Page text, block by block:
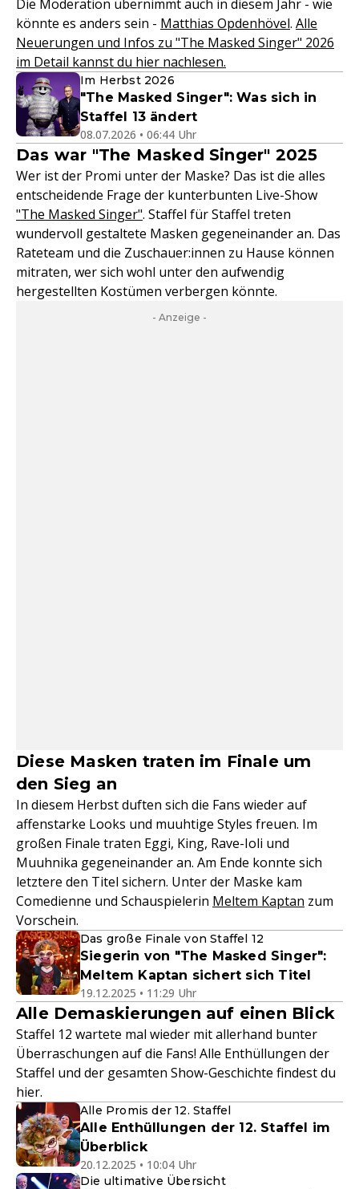
Die Moderation übernimmt auch in diesem Jahr - wie
könnte es anders sein - Matthias Opdenhövel. Alle
Neuerungen und Infos zu "The Masked Singer" 2026
im Detail kannst du hier nachlesen.
Im Herbst 2026
"The Masked Singer": Was sich in
Staffel 13 ändert
08.07.2026 • 06:44 Uhr
Das war "The Masked Singer" 2025
Wer ist der Promi unter der Maske? Das ist die alles
entscheidende Frage der kunterbunten Live-Show
"The Masked Singer". Staffel für Staffel treten
wundervoll gestaltete Masken gegeneinander an. Das
Rateteam und die Zuschauer:innen zu Hause können
mitraten, wer sich wohl unter den aufwendig
hergestellten Kostümen verbergen könnte.
- Anzeige -
Diese Masken traten im Finale um
den Sieg an
In diesem Herbst duften sich die Fans wieder auf
affenstarke Looks und muuhtige Styles freuen. Im
großen Finale traten Eggi, King, Rave-Ioli und
Muuhnika gegeneinander an. Am Ende konnte sich
letztere den Titel sichern. Unter der Maske kam
Comedienne und Schauspielerin Meltem Kaptan zum
Vorschein.
Das große Finale von Staffel 12
Siegerin von "The Masked Singer":
Meltem Kaptan sichert sich Titel
19.12.2025 • 11:29 Uhr
Alle Demaskierungen auf einen Blick
Staffel 12 wartete mal wieder mit allerhand bunter
Überraschungen auf die Fans! Alle Enthüllungen der
Staffel und der gesamten Show-Geschichte findest du
hier.
Alle Promis der 12. Staffel
Alle Enthüllungen der 12. Staffel im
Überblick
20.12.2025 • 10:04 Uhr
Die ultimative Übersicht